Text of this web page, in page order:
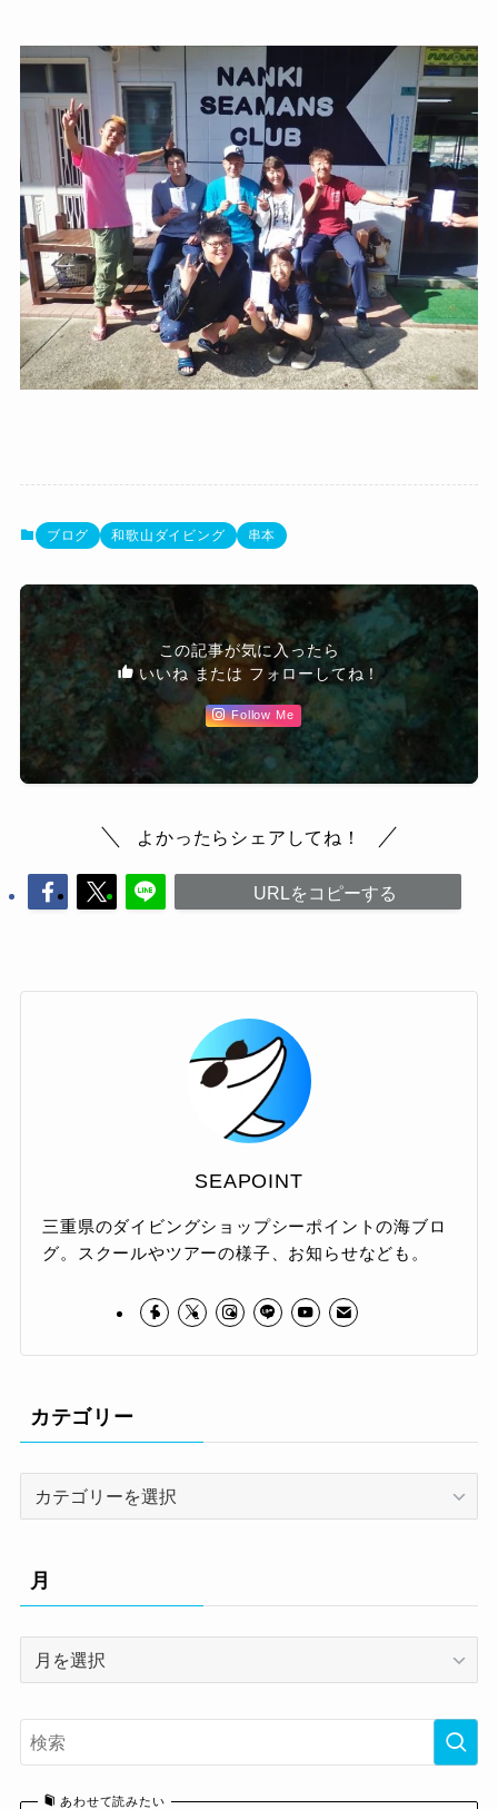
ブログ 和歌山ダイビング 串本
この記事が気に入ったら
いいね または フォローしてね！
Follow Me
よかったらシェアしてね！
URLをコピーする
SEAPOINT
三重県のダイビングショップシーポイントの海ブロ
グ。スクールやツアーの様子、お知らせなども。
カテゴリー
リ
ー
月
あわせて読みたい